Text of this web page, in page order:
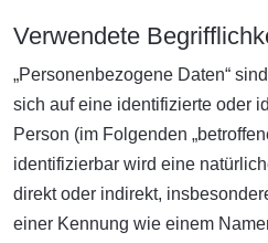
Verwendete
„Personenbezogene Daten“
sich auf eine identifizierte oder
Person (im Folgenden
identifizierbar wird eine
direkt oder indirekt,
einer Kennung wie einem